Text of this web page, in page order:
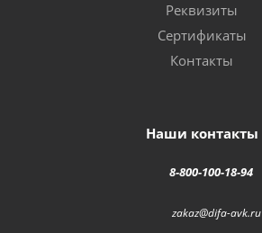
Реквизиты
Сертификаты
Контакты
Наши контакты
8-800-100-18-94
zakaz@difa-avk.ru